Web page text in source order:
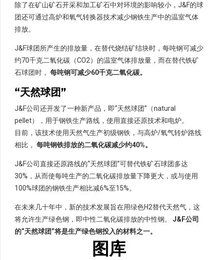
除了在矿山矿石开采和加工矿石中对环境的影响较小，J&F的球
团还可通过高炉和氧气转换器技术减少钢铁生产中的温室气体
排放。
J&F球团所产生的排放量，在替代烧结矿结块时，每吨钢可减少
约70千克二氧化碳（CO2）的温室气体排放量，而在替代铁矿
石球团时， 每吨钢可减少60千克二氧化碳。
“天然球团”
J&F公司还开发了一种新产品，即“天然球团”（natural
pellet），用于钢铁生产路线，使用直接还原技术和电炉。
目前，该技术使用天然气生产初级钢铁，与高炉/氧气转炉路线
相比， 每吨钢铁排放的二氧化碳减少约40%。
J&F公司直接还原路线的“天然球团”可替代铁矿石球团多达
30%，从而使每吨生产的二氧化碳排放量下降更大，或与使用
100%球团的钢铁生产相比减6%至15%。
在未来几十年中，新的技术发展旨在用绿色H2替代天然气，这
将允许生产绿色钢，即中性二氧化碳排放的中性钢。 J&F公司
的“天然球团”将是生产绿色钢投入的材料之一。
图库